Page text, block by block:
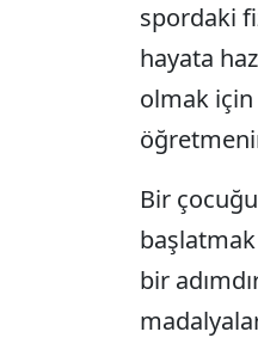
spordaki
hayata
olmak
Bir
bir